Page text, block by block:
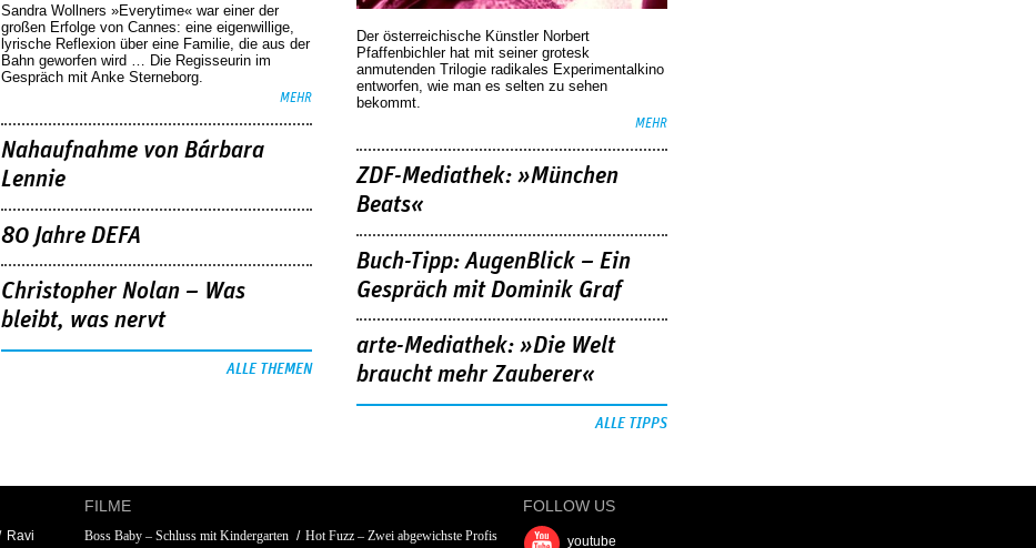
Sandra Wollners »Everytime« war einer der
großen Erfolge von Cannes: eine eigenwillige,
lyrische Reflexion über eine ­Familie, die aus der
Bahn geworfen wird … Die Regisseurin im
Gespräch mit Anke Sterneborg.
MEHR
Nahaufnahme von Bárbara
Lennie
80 Jahre DEFA
Christopher Nolan – Was
bleibt, was nervt
ALLE THEMEN
Der österreichische Künstler Norbert
Pfaffenbichler hat mit seiner grotesk
anmutenden Trilogie radikales Experimentalkino
entworfen, wie man es selten zu sehen
bekommt.
MEHR
ZDF-Mediathek: »München
Beats«
Buch-Tipp: AugenBlick – Ein
Gespräch mit Dominik Graf
arte-Mediathek: »Die Welt
braucht mehr Zauberer«
ALLE TIPPS
Ravi
FILME
Boss Baby – Schluss mit Kindergarten Hot Fuzz – Zwei abgewichste Profis
FOLLOW US
youtube